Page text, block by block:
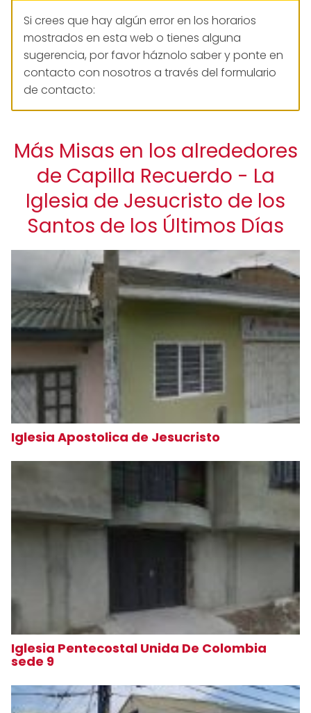
Si crees que hay algún error en los horarios
mostrados en esta web o tienes alguna
sugerencia, por favor háznolo saber y ponte en
contacto con nosotros a través del formulario
de contacto:
Más Misas en los alrededores
de Capilla Recuerdo - La
Iglesia de Jesucristo de los
Santos de los Últimos Días
Iglesia Apostolica de Jesucristo
Iglesia Pentecostal Unida De Colombia
sede 9